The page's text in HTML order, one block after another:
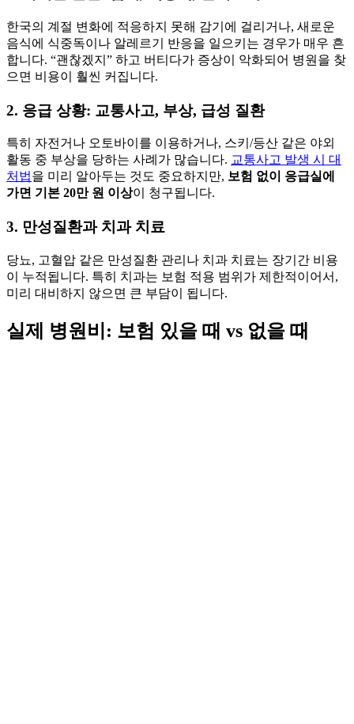
한국의 계절 변화에 적응하지 못해 감기에 걸리거나, 새로운
음식에 식중독이나 알레르기 반응을 일으키는 경우가 매우 흔
합니다. “괜찮겠지” 하고 버티다가 증상이 악화되어 병원을 찾
으면 비용이 훨씬 커집니다.
2. 응급 상황: 교통사고, 부상, 급성 질환
특히 자전거나 오토바이를 이용하거나, 스키/등산 같은 야외
활동 중 부상을 당하는 사례가 많습니다. 교통사고 발생 시 대
처법을 미리 알아두는 것도 중요하지만, 보험 없이 응급실에
가면 기본 20만 원 이상이 청구됩니다.
3. 만성질환과 치과 치료
당뇨, 고혈압 같은 만성질환 관리나 치과 치료는 장기간 비용
이 누적됩니다. 특히 치과는 보험 적용 범위가 제한적이어서,
미리 대비하지 않으면 큰 부담이 됩니다.
실제 병원비: 보험 있을 때 vs 없을 때